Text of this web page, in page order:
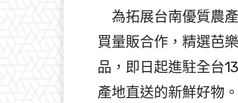
為拓展台南優質農
買量販合作，精選芭
品，即日起進駐全台
產地直送的新鮮好物